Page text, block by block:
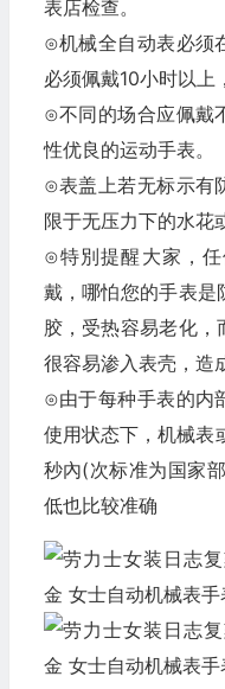
表店检查。
⊙机械全自动表必须
必须佩戴10小时以上
⊙不同的场合应佩戴
性优良的运动手表。
⊙表盖上若无标示有
限于无压力下的水花
⊙特別提醒大家，
戴，哪怕您的手表是
胶，受热容易老化，
很容易渗入表壳，造
⊙由于每种手表的内
使用状态下，机械表
秒內(次标准为国家
低也比较准确